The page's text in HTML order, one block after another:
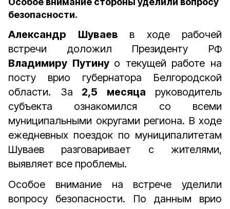
безопасности.
Александр Шуваев в ходе рабочей
встречи доложил Президенту РФ
Владимиру Путину о текущей работе на
посту врио губернатора Белгородской
области. За
2,5 месяца руководитель
субъекта ознакомился со всеми
муниципальными округами региона. В ходе
ежедневных поездок по муниципалитетам
Шуваев разговаривает с жителями,
выявляет все проблемы.
Особое внимание на встрече уделили
вопросу безопасности. По данным врио